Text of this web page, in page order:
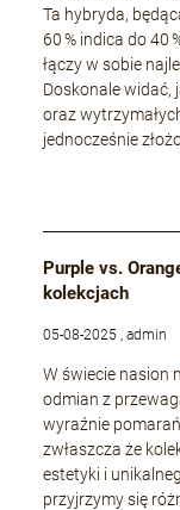
Ta hybryda,
60 % indica do 40
łączy w sobie
Doskonale widać,
oraz
jednocześnie
Purple vs.
kolekcjach
05-08-2025 , admin
W świecie nasion
odmian z
wyraźnie
zwłaszcza że
estetyki i
przyjrzymy się